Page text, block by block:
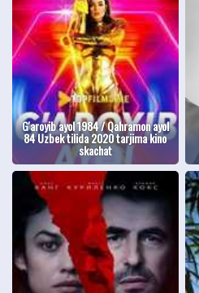
G'aroyib ayol 1984 / Qahramon ayol
84 Uzbek tilida 2020 tarjima kino
skachat